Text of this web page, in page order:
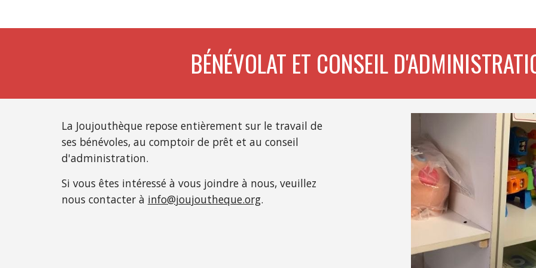
BÉNÉVOLAT ET CONSEIL
La Joujouthèque repose entièrement sur le travail de
ses bénévoles, au comptoir de prêt et au conseil
d'administration.
Si vous êtes intéressé à vous joindre à nous, veuillez
nous contacter à info@joujoutheque.org.